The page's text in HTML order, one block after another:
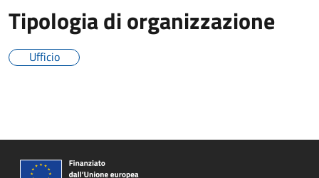
Tipologia di organizzazione
Ufficio